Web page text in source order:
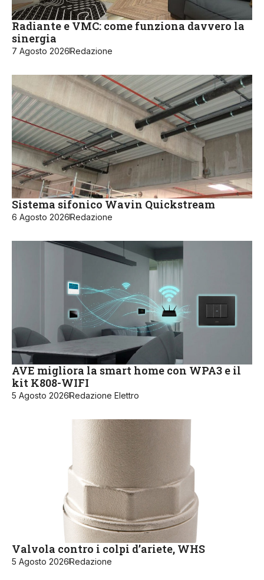
Radiante e VMC: come funziona davvero la
sinergia
7 Agosto 2026Redazione
Sistema sifonico Wavin Quickstream
6 Agosto 2026Redazione
AVE migliora la smart home con WPA3 e il
kit K808-WIFI
5 Agosto 2026Redazione Elettro
Valvola contro i colpi d’ariete, WHS
5 Agosto 2026Redazione